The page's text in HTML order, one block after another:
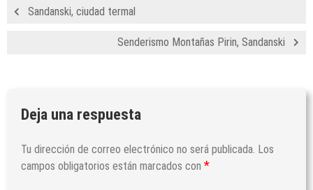
Sandanski, ciudad termal
Senderismo Montañas Pirin, Sandanski
Deja una respuesta
Tu dirección de correo electrónico no será publicada. Los
campos obligatorios están marcados con *